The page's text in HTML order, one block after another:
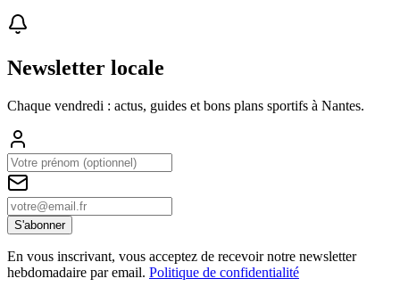
Newsletter locale
Chaque vendredi : actus, guides et bons plans sportifs à Nantes.
S'abonner
En vous inscrivant, vous acceptez de recevoir notre newsletter
hebdomadaire par email. Politique de confidentialité